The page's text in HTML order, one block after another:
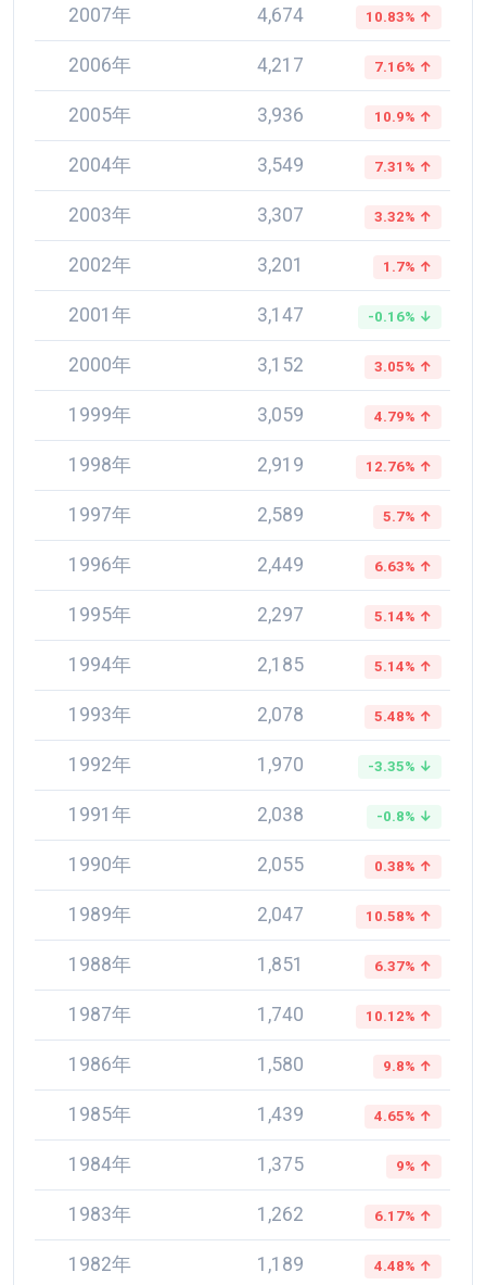
2007年 4,674 10.83% ↑
2006年 4,217 7.16% ↑
2005年 3,936 10.9% ↑
2004年 3,549 7.31% ↑
2003年 3,307 3.32% ↑
2002年 3,201 1.7% ↑
2001年 3,147 -0.16% ↓
2000年 3,152 3.05% ↑
1999年 3,059 4.79% ↑
1998年 2,919 12.76% ↑
1997年 2,589 5.7% ↑
1996年 2,449 6.63% ↑
1995年 2,297 5.14% ↑
1994年 2,185 5.14% ↑
1993年 2,078 5.48% ↑
1992年 1,970 -3.35% ↓
1991年 2,038 -0.8% ↓
1990年 2,055 0.38% ↑
1989年 2,047 10.58% ↑
1988年 1,851 6.37% ↑
1987年 1,740 10.12% ↑
1986年 1,580 9.8% ↑
1985年 1,439 4.65% ↑
1984年 1,375 9% ↑
1983年 1,262 6.17% ↑
1982年 1,189 4.48% ↑